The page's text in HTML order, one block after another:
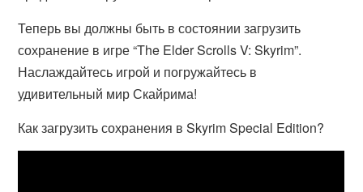
Теперь вы должны быть в состоянии загрузить
сохранение в игре “The Elder Scrolls V: Skyrim”.
Наслаждайтесь игрой и погружайтесь в
удивительный мир Скайрима!
Как загрузить сохранения в Skyrim Special Edition?